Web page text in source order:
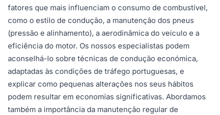
fatores que mais influenciam o consumo de combustível,
como o estilo de condução, a manutenção dos pneus
(pressão e alinhamento), a aerodinâmica do veículo e a
eficiência do motor. Os nossos especialistas podem
aconselhá-lo sobre técnicas de condução económica,
adaptadas às condições de tráfego portuguesas, e
explicar como pequenas alterações nos seus hábitos
podem resultar em economias significativas. Abordamos
também a importância da manutenção regular de